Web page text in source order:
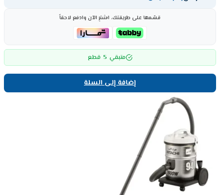
قسّمها على طريقتك، اشترِ الآن وادفع لاحقاً
متبقي 5 قطع
إضافة إلى السلة